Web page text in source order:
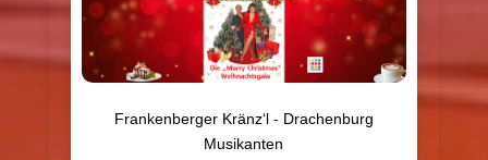
Frankenberger Kränz‘l - Drachenburg
Musikanten